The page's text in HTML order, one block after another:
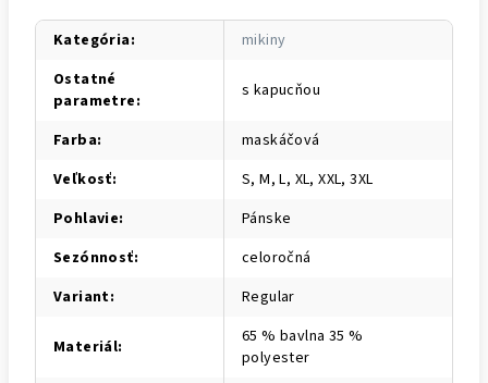
Kategória:
mikiny
Ostatné
parametre: s kapucňou
Farba:
maskáčová
Veľkosť:
S, M, L, XL, XXL, 3XL
Pohlavie:
Pánske
Sezónnosť:
celoročná
Variant: Regular
Materiál:
65 % bavlna 35 %
polyester